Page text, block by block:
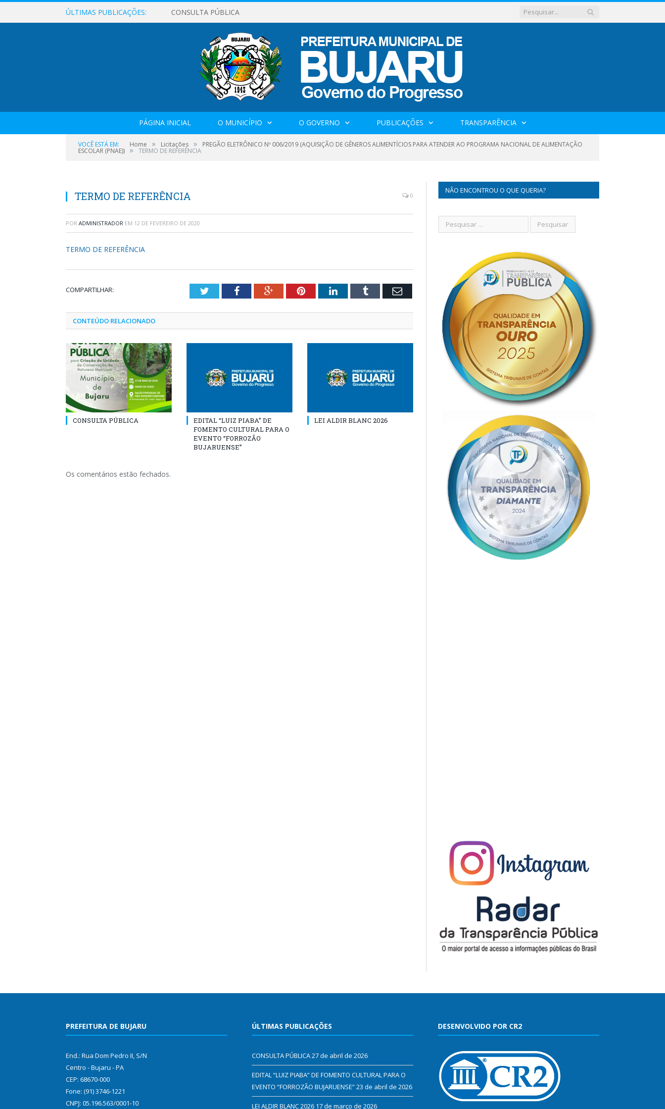
ÚLTIMAS PUBLICAÇÕES: CONSULTA PÚBLICA
PÁGINA INICIAL O MUNICÍPIO O GOVERNO PUBLICAÇÕES TRANSPARÊNCIA
VOCÊ ESTÁ EM: Home » Licitações » PREGÃO ELETRÔNICO Nº 006/2019 (AQUISIÇÃO DE GÊNEROS ALIMENTÍCIOS PARA ATENDER AO PROGRAMA NACIONAL DE ALIMENTAÇÃO
ESCOLAR (PNAE)) » TERMO DE REFERÊNCIA
TERMO DE REFERÊNCIA 0
POR ADMINISTRADOR EM 12 DE FEVEREIRO DE 2020
TERMO DE REFERÊNCIA
COMPARTILHAR: TwitterFacebookGoogle+PinterestLinkedInTumblr Email
CONTEÚDO RELACIONADO
CONSULTA PÚBLICA
EDITAL “LUIZ PIABA” DE
FOMENTO CULTURAL PARA O
EVENTO “FORROZÃO
BUJARUENSE”
LEI ALDIR BLANC 2026
Os comentários estão fechados.
NÃO ENCONTROU O QUE QUERIA?
PREFEITURA DE BUJARU
End.: Rua Dom Pedro II, S/N
Centro - Bujaru - PA
CEP: 68670-000
Fone: (91) 3746-1221
CNPJ: 05.196.563/0001-10
ÚLTIMAS PUBLICAÇÕES
CONSULTA PÚBLICA27 de abril de 2026
EDITAL “LUIZ PIABA” DE FOMENTO CULTURAL PARA O
EVENTO “FORROZÃO BUJARUENSE”23 de abril de 2026
LEI ALDIR BLANC 2026 17 de março de 2026
DESENVOLVIDO POR CR2